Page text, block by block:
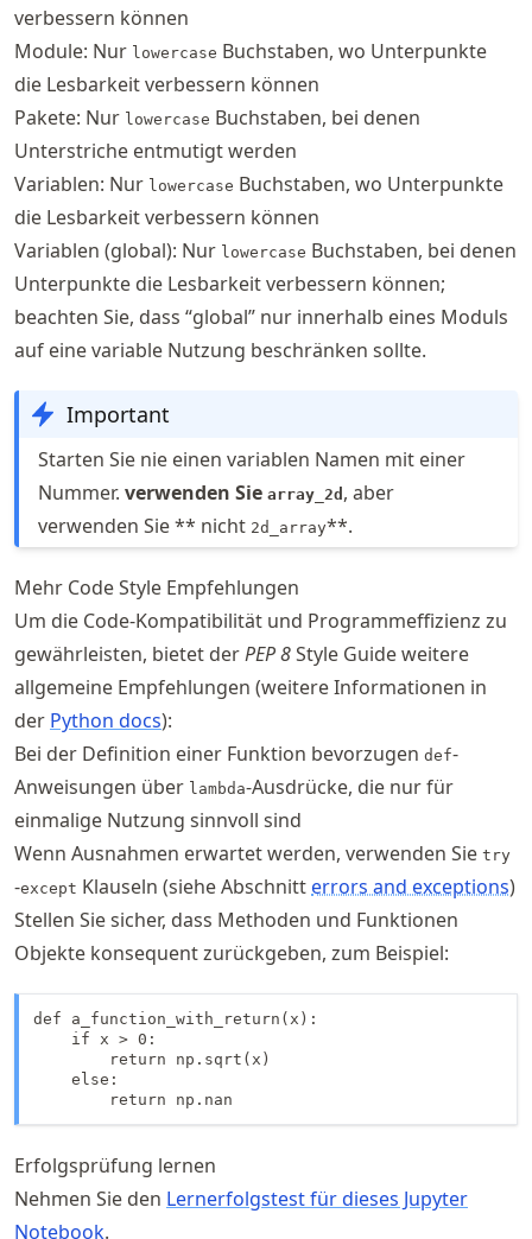
verbessern können
Module: Nur lowercase Buchstaben, wo Unterpunkte
die Lesbarkeit verbessern können
Pakete: Nur lowercase Buchstaben, bei denen
Unterstriche entmutigt werden
Variablen: Nur lowercase Buchstaben, wo Unterpunkte
die Lesbarkeit verbessern können
Variablen (global): Nur lowercase Buchstaben, bei denen
Unterpunkte die Lesbarkeit verbessern können;
beachten Sie, dass “global” nur innerhalb eines Moduls
auf eine variable Nutzung beschränken sollte.
Important
Starten Sie nie einen variablen Namen mit einer
Nummer. verwenden Sie array_2d , aber
verwenden Sie ** nicht 2d_array**.
Mehr Code Style Empfehlungen
Um die Code-Kompatibilität und Programmeffizienz zu
gewährleisten, bietet derPEP 8Style Guide weitere
allgemeine Empfehlungen (weitere Informationen in
der Python docs):
Bei der Definition einer Funktion bevorzugen def-
Anweisungen über lambda-Ausdrücke, die nur für
einmalige Nutzung sinnvoll sind
Wenn Ausnahmen erwartet werden, verwenden Sie try
-except Klauseln (siehe Abschnitt errors and exceptions)
Stellen Sie sicher, dass Methoden und Funktionen
Objekte konsequent zurückgeben, zum Beispiel:
def a_function_with_return(x):
    if x > 0:
        return np.sqrt(x)
    else:
        return np.nan
Erfolgsprüfung lernen
Nehmen Sie den Lernerfolgstest für dieses Jupyter
Notebook.